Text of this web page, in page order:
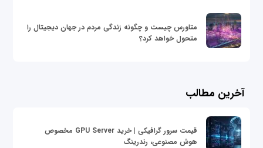
متاورس چیست و چگونه زندگی مردم در جهان دیجیتال را
متحول خواهد کرد؟
آخرین مطالب
قیمت سرور گرافیکی | خرید GPU Server مخصوص
هوش مصنوعی، رندرینگ